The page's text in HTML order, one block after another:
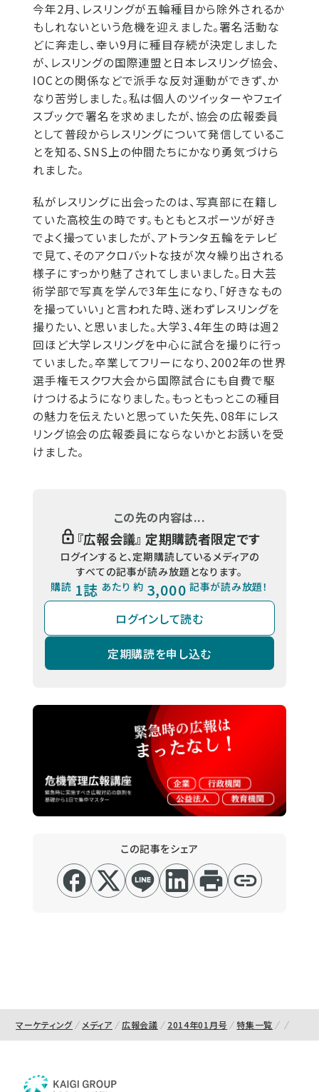
今年2月、レスリングが五輪種目から除外されるか
もしれないという危機を迎えました。署名活動な
どに奔走し、幸い9月に種目存続が決定しました
が、レスリングの国際連盟と日本レスリング協会、
IOCとの関係などで派手な反対運動ができず、か
なり苦労しました。私は個人のツイッターやフェイ
スブックで署名を求めましたが、協会の広報委員
として普段からレスリングについて発信しているこ
とを知る、SNS上の仲間たちにかなり勇気づけら
れました。
私がレスリングに出会ったのは、写真部に在籍し
ていた高校生の時です。もともとスポーツが好き
でよく撮っていましたが、アトランタ五輪をテレビ
で見て、そのアクロバットな技が次々繰り出される
様子にすっかり魅了されてしまいました。日大芸
術学部で写真を学んで3年生になり、「好きなもの
を撮っていい」と言われた時、迷わずレスリングを
撮りたい、と思いました。大学3、4年生の時は週2
回ほど大学レスリングを中心に試合を撮りに行っ
ていました。卒業してフリーになり、2002年の世界
選手権モスクワ大会から国際試合にも自費で駆
けつけるようになりました。もっともっとこの種目
の魅力を伝えたいと思っていた矢先、08年にレス
リング協会の広報委員にならないかとお誘いを受
けました。
この先の内容は...
『広報会議』 定期購読者限定です
ログインすると、定期購読しているメディアの
すべての記事が読み放題となります。
購読 1誌 あたり 約 3,000 記事が読み放題！
ログインして読む
定期購読を申し込む
この記事をシェア
マーケティング メディア 広報会議 2014年01月号 特集一覧